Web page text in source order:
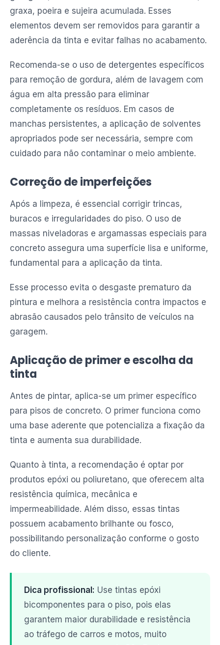
graxa, poeira e sujeira acumulada. Esses
elementos devem ser removidos para garantir a
aderência da tinta e evitar falhas no acabamento.
Recomenda-se o uso de detergentes específicos
para remoção de gordura, além de lavagem com
água em alta pressão para eliminar
completamente os resíduos. Em casos de
manchas persistentes, a aplicação de solventes
apropriados pode ser necessária, sempre com
cuidado para não contaminar o meio ambiente.
Correção de imperfeições
Após a limpeza, é essencial corrigir trincas,
buracos e irregularidades do piso. O uso de
massas niveladoras e argamassas especiais para
concreto assegura uma superfície lisa e uniforme,
fundamental para a aplicação da tinta.
Esse processo evita o desgaste prematuro da
pintura e melhora a resistência contra impactos e
abrasão causados pelo trânsito de veículos na
garagem.
Aplicação de primer e escolha da
tinta
Antes de pintar, aplica-se um primer específico
para pisos de concreto. O primer funciona como
uma base aderente que potencializa a fixação da
tinta e aumenta sua durabilidade.
Quanto à tinta, a recomendação é optar por
produtos epóxi ou poliuretano, que oferecem alta
resistência química, mecânica e
impermeabilidade. Além disso, essas tintas
possuem acabamento brilhante ou fosco,
possibilitando personalização conforme o gosto
do cliente.
Dica profissional: Use tintas epóxi
bicomponentes para o piso, pois elas
garantem maior durabilidade e resistência
ao tráfego de carros e motos, muito